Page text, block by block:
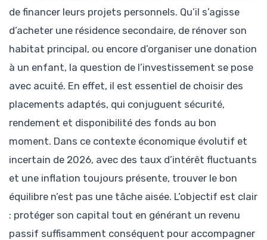
de financer leurs projets personnels. Qu’il s’agisse
d’acheter une résidence secondaire, de rénover son
habitat principal, ou encore d’organiser une donation
à un enfant, la question de l’investissement se pose
avec acuité. En effet, il est essentiel de choisir des
placements adaptés, qui conjuguent sécurité,
rendement et disponibilité des fonds au bon
moment. Dans ce contexte économique évolutif et
incertain de 2026, avec des taux d’intérêt fluctuants
et une inflation toujours présente, trouver le bon
équilibre n’est pas une tâche aisée. L’objectif est clair
: protéger son capital tout en générant un revenu
passif suffisamment conséquent pour accompagner